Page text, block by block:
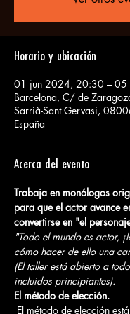
Horario y ubicación
01 jun 2024, 20:30 –
Barcelona, C/ de
Sarrià-Sant Gervasi,
España
Acerca del evento
Trabaja en monólogos
para que el actor avance
convertirse en "el
"Todo el mundo es actor,
cómo hacer de ello una
(El taller está abierto a
incluidos principiantes).
El método de elección.